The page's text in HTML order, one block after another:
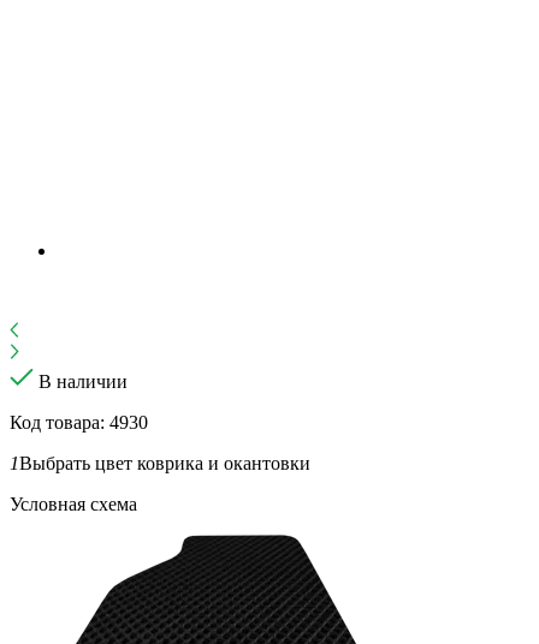
В наличии
Код товара: 4930
1Выбрать цвет коврика и окантовки
Условная схема